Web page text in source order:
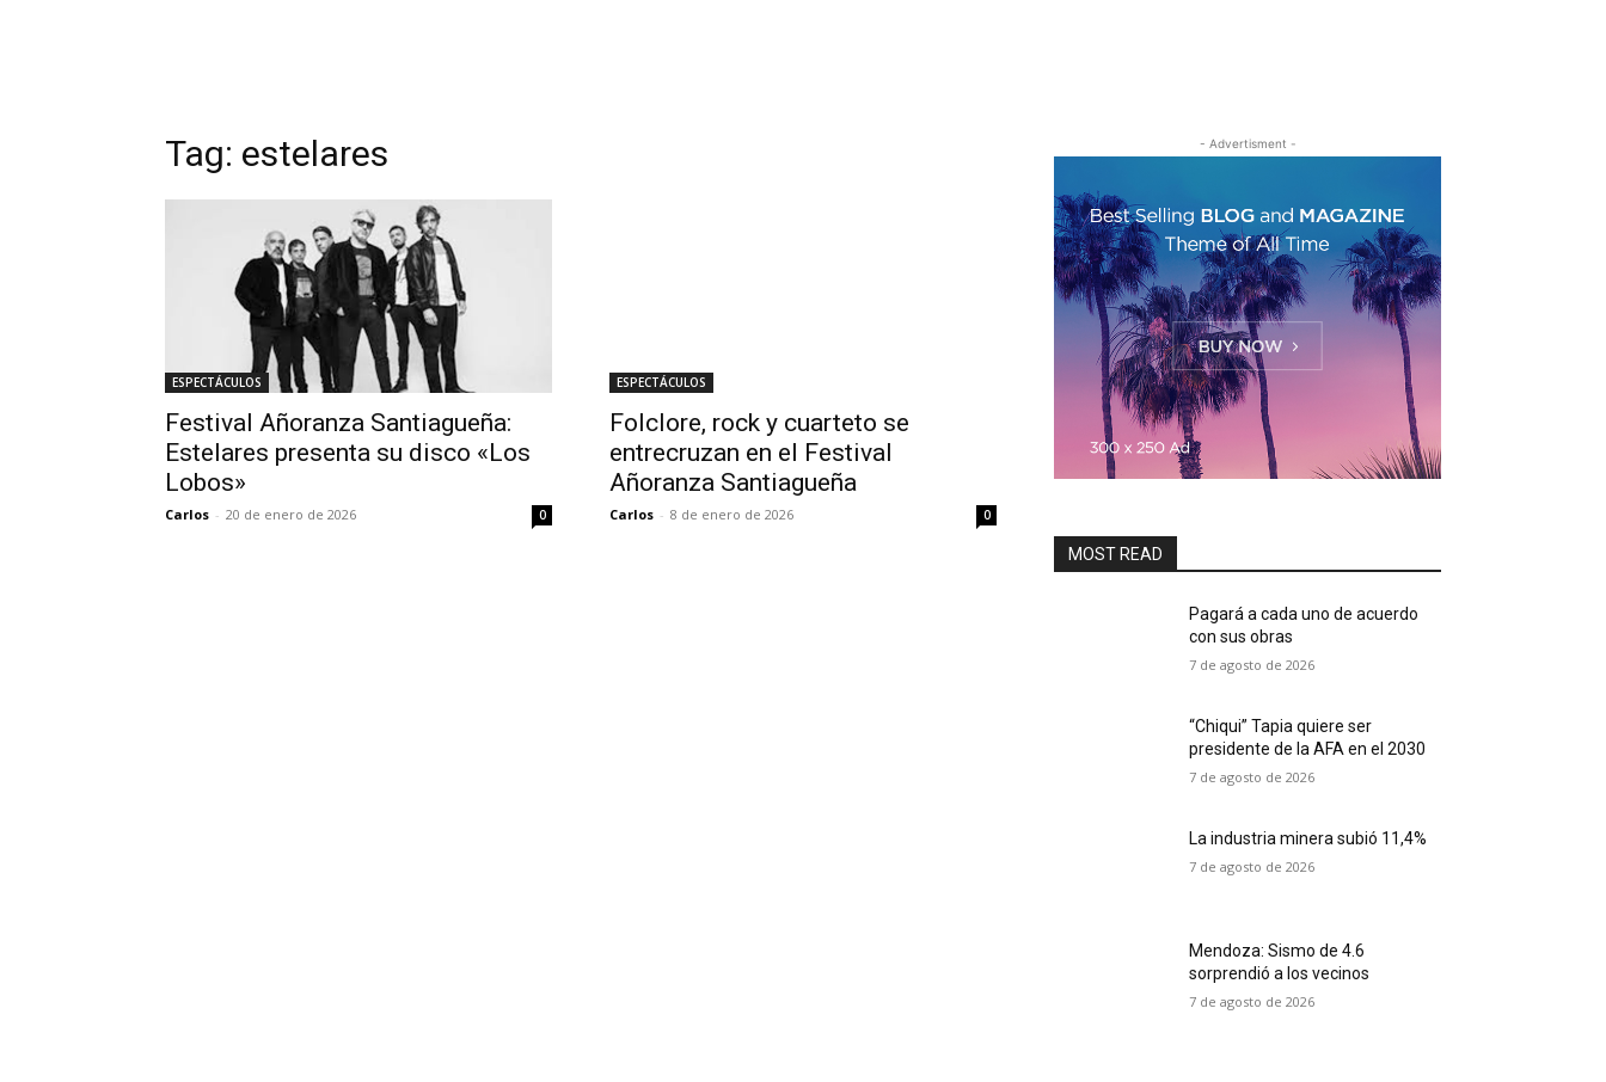
Tag: estelares
ESPECTÁCULOS
Festival Añoranza Santiagueña:
Estelares presenta su disco «Los
Lobos»
Carlos - 20 de enero de 2026 0
ESPECTÁCULOS
Folclore, rock y cuarteto se
entrecruzan en el Festival
Añoranza Santiagueña
Carlos - 8 de enero de 2026 0
- Advertisment -
MOST READ
Pagará a cada uno de acuerdo
con sus obras
7 de agosto de 2026
“Chiqui” Tapia quiere ser
presidente de la AFA en el 2030
7 de agosto de 2026
La industria minera subió 11,4%
7 de agosto de 2026
Mendoza: Sismo de 4.6
sorprendió a los vecinos
7 de agosto de 2026